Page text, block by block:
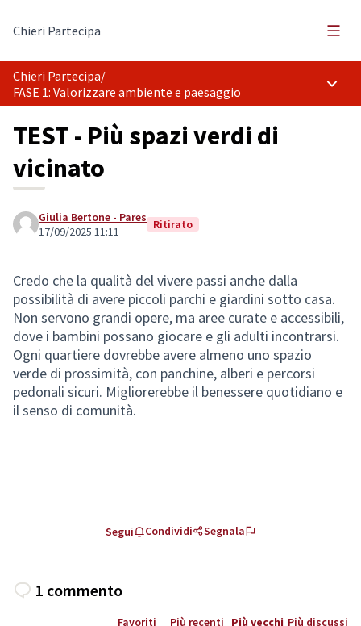
Chieri Partecipa
Chieri Partecipa/
FASE 1: Valorizzare ambiente e paesaggio
TEST - Più spazi verdi di
vicinato
Giulia Bertone - Pares
17/09/2025 11:11
Ritirato
Credo che la qualità del vivere passi anche dalla
possibilità di avere piccoli parchi e giardini sotto casa.
Non servono grandi opere, ma aree curate e accessibili,
dove i bambini possano giocare e gli adulti incontrarsi.
Ogni quartiere dovrebbe avere almeno uno spazio
verde di prossimità, con panchine, alberi e percorsi
pedonali sicuri. Migliorerebbe il benessere quotidiano e
il senso di comunità.
Segui Condividi Segnala
1 commento
Favoriti Più recenti Più vecchi Più discussi